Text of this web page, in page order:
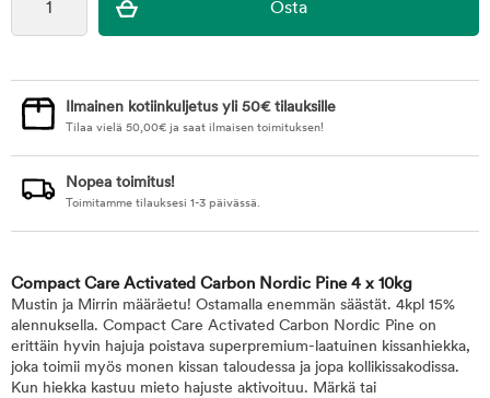
Ilmainen kotiinkuljetus yli 50€ tilauksille
Tilaa vielä 50,00€ ja saat ilmaisen toimituksen!
Nopea toimitus!
Toimitamme tilauksesi 1-3 päivässä.
Compact Care Activated Carbon Nordic Pine 4 x 10kg
Mustin ja Mirrin määräetu! Ostamalla enemmän säästät. 4kpl 15%
alennuksella. Compact Care Activated Carbon Nordic Pine on
erittäin hyvin hajuja poistava superpremium-laatuinen kissanhiekka,
joka toimii myös monen kissan taloudessa ja jopa kollikissakodissa.
Kun hiekka kastuu mieto hajuste aktivoituu. Märkä tai